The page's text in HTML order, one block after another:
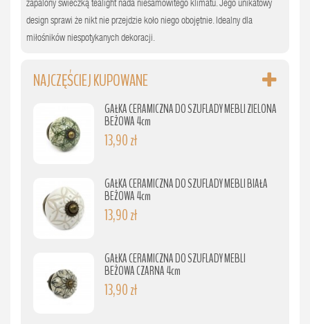
zapalony świeczką tealight nada niesamowitego klimatu. Jego unikatowy
design sprawi że nikt nie przejdzie koło niego obojętnie. Idealny dla
miłośników niespotykanych dekoracji.
NAJCZĘŚCIEJ KUPOWANE
GAŁKA CERAMICZNA DO SZUFLADY MEBLI ZIELONA
BEŻOWA 4cm
13,90 zł
GAŁKA CERAMICZNA DO SZUFLADY MEBLI BIAŁA
BEŻOWA 4cm
13,90 zł
GAŁKA CERAMICZNA DO SZUFLADY MEBLI
BEŻOWA CZARNA 4cm
13,90 zł